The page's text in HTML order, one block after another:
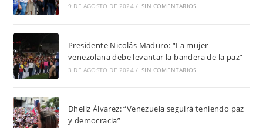
9 DE AGOSTO DE 2024 / SIN COMENTARIOS
Presidente Nicolás Maduro: “La mujer
venezolana debe levantar la bandera de la paz”
3 DE AGOSTO DE 2024 / SIN COMENTARIOS
Dheliz Álvarez: “Venezuela seguirá teniendo paz
y democracia”